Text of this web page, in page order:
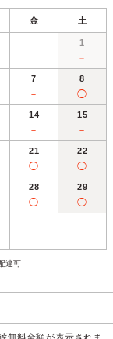
金 土
1
－
7
－
8
◯
14
－
15
－
21
◯
22
◯
28
◯
29
◯
達可